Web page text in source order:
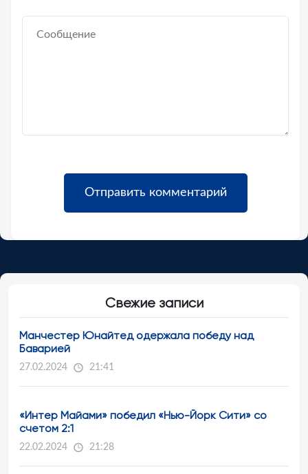
Свежие записи
Манчестер Юнайтед одержала победу над
Баварией
27.02.2024 21:41
«Интер Майами» победил «Нью-Йорк Сити» со
счетом 2:1
22.02.2024 21:28